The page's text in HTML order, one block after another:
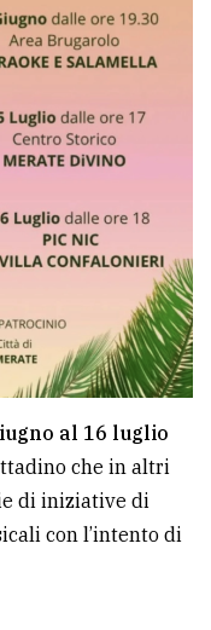
al 16 luglio
che in altri
di iniziative di
con l’intento di